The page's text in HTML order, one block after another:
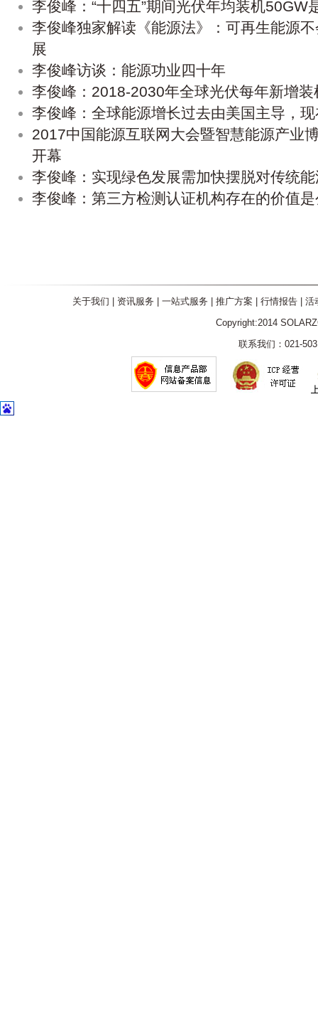
李俊峰：“十四五”期间光伏年均装机50GW
李俊峰独家解读《能源法》：可再生能源
展
李俊峰访谈：能源功业四十年
李俊峰：2018-2030年全球光伏每年新增
李俊峰：全球能源增长过去由美国主导，
2017中国能源互联网大会暨智慧能源产业
开幕
李俊峰：实现绿色发展需加快摆脱对传统
李俊峰：第三方检测认证机构存在的价值
关于我们 资讯服务 一站式服务 推广方案 行情报告| 活
Copyright:2014
联系我们：021-